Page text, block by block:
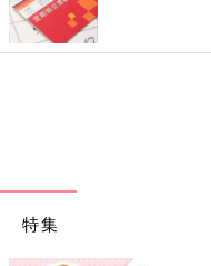
特集